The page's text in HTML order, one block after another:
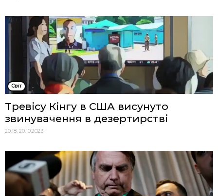
Cвіт
Тревісу Кінгу в США висунуто
звинувачення в дезертирстві
20:18, 20.10.2023